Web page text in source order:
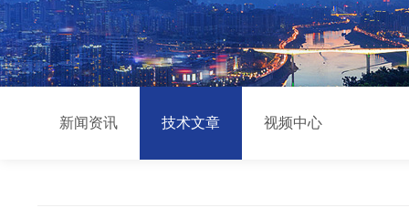
新闻资讯 技术文章 视频中心